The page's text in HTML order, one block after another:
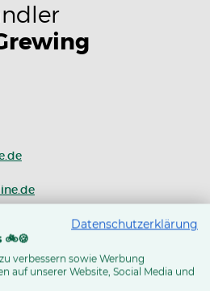
Datenschutzerklärung
verbessern sowie Werbung
auf unserer Website, Social Media und